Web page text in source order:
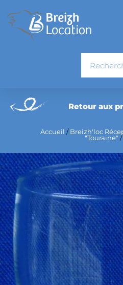
au
contenu
Retour aux
Accueil / Breizh'loc
"Touraine" /